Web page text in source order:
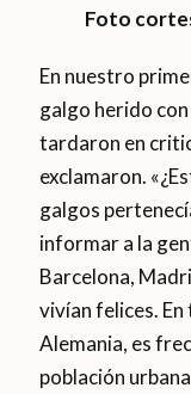
Foto
En nuestro
galgo herido
tardaron en
exclamaron.
galgos
informar a la
Barcelona,
vivían felices. En
Alemania, es
población